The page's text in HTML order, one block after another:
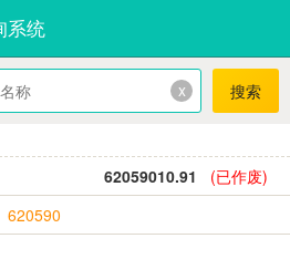
系统
x 搜索
62059010.91
(已作废)
620590